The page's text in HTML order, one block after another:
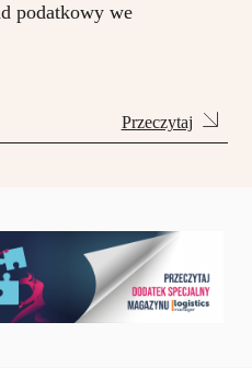
podatkowy we
Przeczytaj